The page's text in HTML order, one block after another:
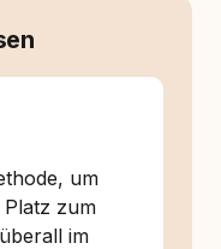
wo Verständnis
– ein
für
Österreich
Wer seinen
Entscheidungen –
um
zum
im